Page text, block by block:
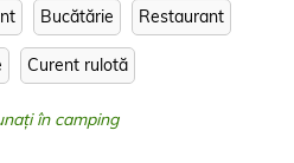
Bucătărie Restaurant
Curent rulotă
în camping